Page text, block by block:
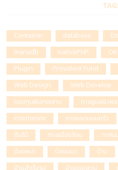
Container database
mariadb
nativePHP
Plugin
Provident Fund
Web Design
Web Develop
กองทุนเงินทดแทน
การดูแลผิวพ
การปกครอง
การออกแบบครัว
ต้นไม้
ทะเลเมืองไทย ทาสแ
น้องหมา
น้องแมว บ้าน